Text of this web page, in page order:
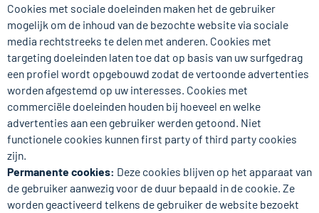
Cookies met sociale doeleinden maken het de gebruiker
mogelijk om de inhoud van de bezochte website via sociale
media rechtstreeks te delen met anderen. Cookies met
targeting doeleinden laten toe dat op basis van uw surfgedrag
een profiel wordt opgebouwd zodat de vertoonde advertenties
worden afgestemd op uw interesses. Cookies met
commerciële doeleinden houden bij hoeveel en welke
advertenties aan een gebruiker werden getoond. Niet
functionele cookies kunnen first party of third party cookies
zijn.
Permanente cookies: Deze cookies blijven op het apparaat van
de gebruiker aanwezig voor de duur bepaald in de cookie. Ze
worden geactiveerd telkens de gebruiker de website bezoekt